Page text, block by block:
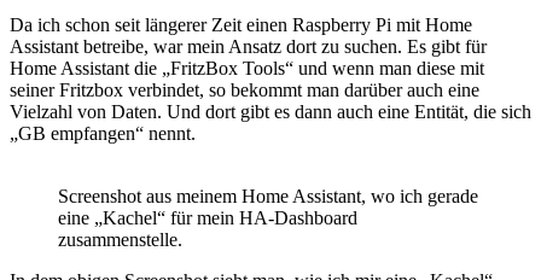
Da ich schon seit längerer Zeit einen Raspberry Pi mit Home
Assistant betreibe, war mein Ansatz dort zu suchen. Es gibt für
Home Assistant die „FritzBox Tools“ und wenn man diese mit
seiner Fritzbox verbindet, so bekommt man darüber auch eine
Vielzahl von Daten. Und dort gibt es dann auch eine Entität, die sich
„GB empfangen“ nennt.
Screenshot aus meinem Home Assistant, wo ich gerade
eine „Kachel“ für mein HA-Dashboard
zusammenstelle.